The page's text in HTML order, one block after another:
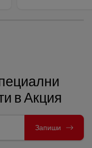
в Акция
Запиши